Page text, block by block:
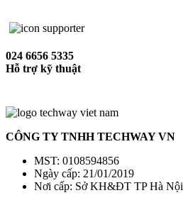
024 6656 5335
Hỗ trợ kỹ thuật
CÔNG TY TNHH TECHWAY VN
MST: 0108594856
Ngày cấp: 21/01/2019
Nơi cấp: Sở KH&ĐT TP Hà Nội